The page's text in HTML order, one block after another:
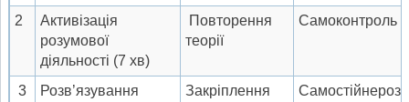
2
Активізація
розумової
діяльності (7 хв)
Повторення
теорії
Самоконтроль
3
Розв’язування
Закріплення